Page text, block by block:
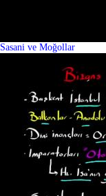
Sasani ve Moğollar